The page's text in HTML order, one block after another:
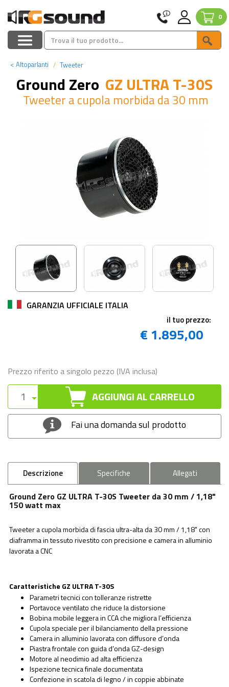
0
< Altoparlanti Tweeter
Ground Zero GZ ULTRA T-30S
Tweeter a cupola morbida da 30 mm
GARANZIA UFFICIALE ITALIA
il tuo prezzo:
€ 1.895,00
Prezzo riferito a singolo pezzo (IVA inclusa)
AGGIUNGI AL CARRELLO
Fai una domanda sul prodotto
Descrizione Specifiche Allegati
Ground Zero GZ ULTRA T-30S Tweeter da 30 mm / 1,18"
150 watt max
Tweeter a cupola morbida di fascia ultra-alta da 30 mm / 1,18" con
diaframma in tessuto rivestito con precisione e camera in alluminio
lavorata a CNC
Caratteristiche GZ ULTRA T-30S
Parametri tecnici con tolleranze ristrette
Portavoce ventilato che riduce la distorsione
Bobina mobile leggera in CCA che migliora l’efficienza
Cupola speciale per il bilanciamento della pressione
Camera in alluminio lavorata con diffusore d’onda
Piastra frontale con guida d’onda GZ-design
Motore al neodimio ad alta efficienza
Ispezione tecnica finale documentata
Confezione in scatola di legno / in coppie abbinate